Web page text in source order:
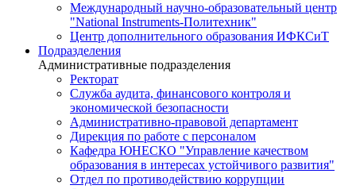
Международный научно-образовательный центр
"National Instruments-Политехник"
Центр дополнительного образования ИФКСиТ
Подразделения
Административные подразделения
Ректорат
Служба аудита, финансового контроля и
экономической безопасности
Административно-правовой департамент
Дирекция по работе с персоналом
Кафедра ЮНЕСКО "Управление качеством
образования в интересах устойчивого развития"
Отдел по противодействию коррупции